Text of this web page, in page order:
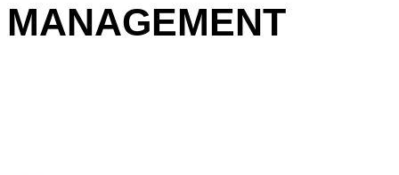
MANAGEMENT